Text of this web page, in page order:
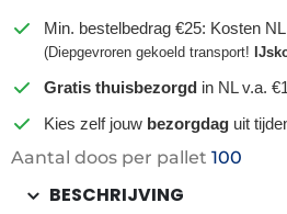
Min. bestelbedrag €25: Kosten
(Diepgevroren gekoeld transport!
Gratis thuisbezorgd in NL v.a.
Kies zelf jouw bezorgdag uit
Aantal doos per pallet 100
BESCHRIJVING